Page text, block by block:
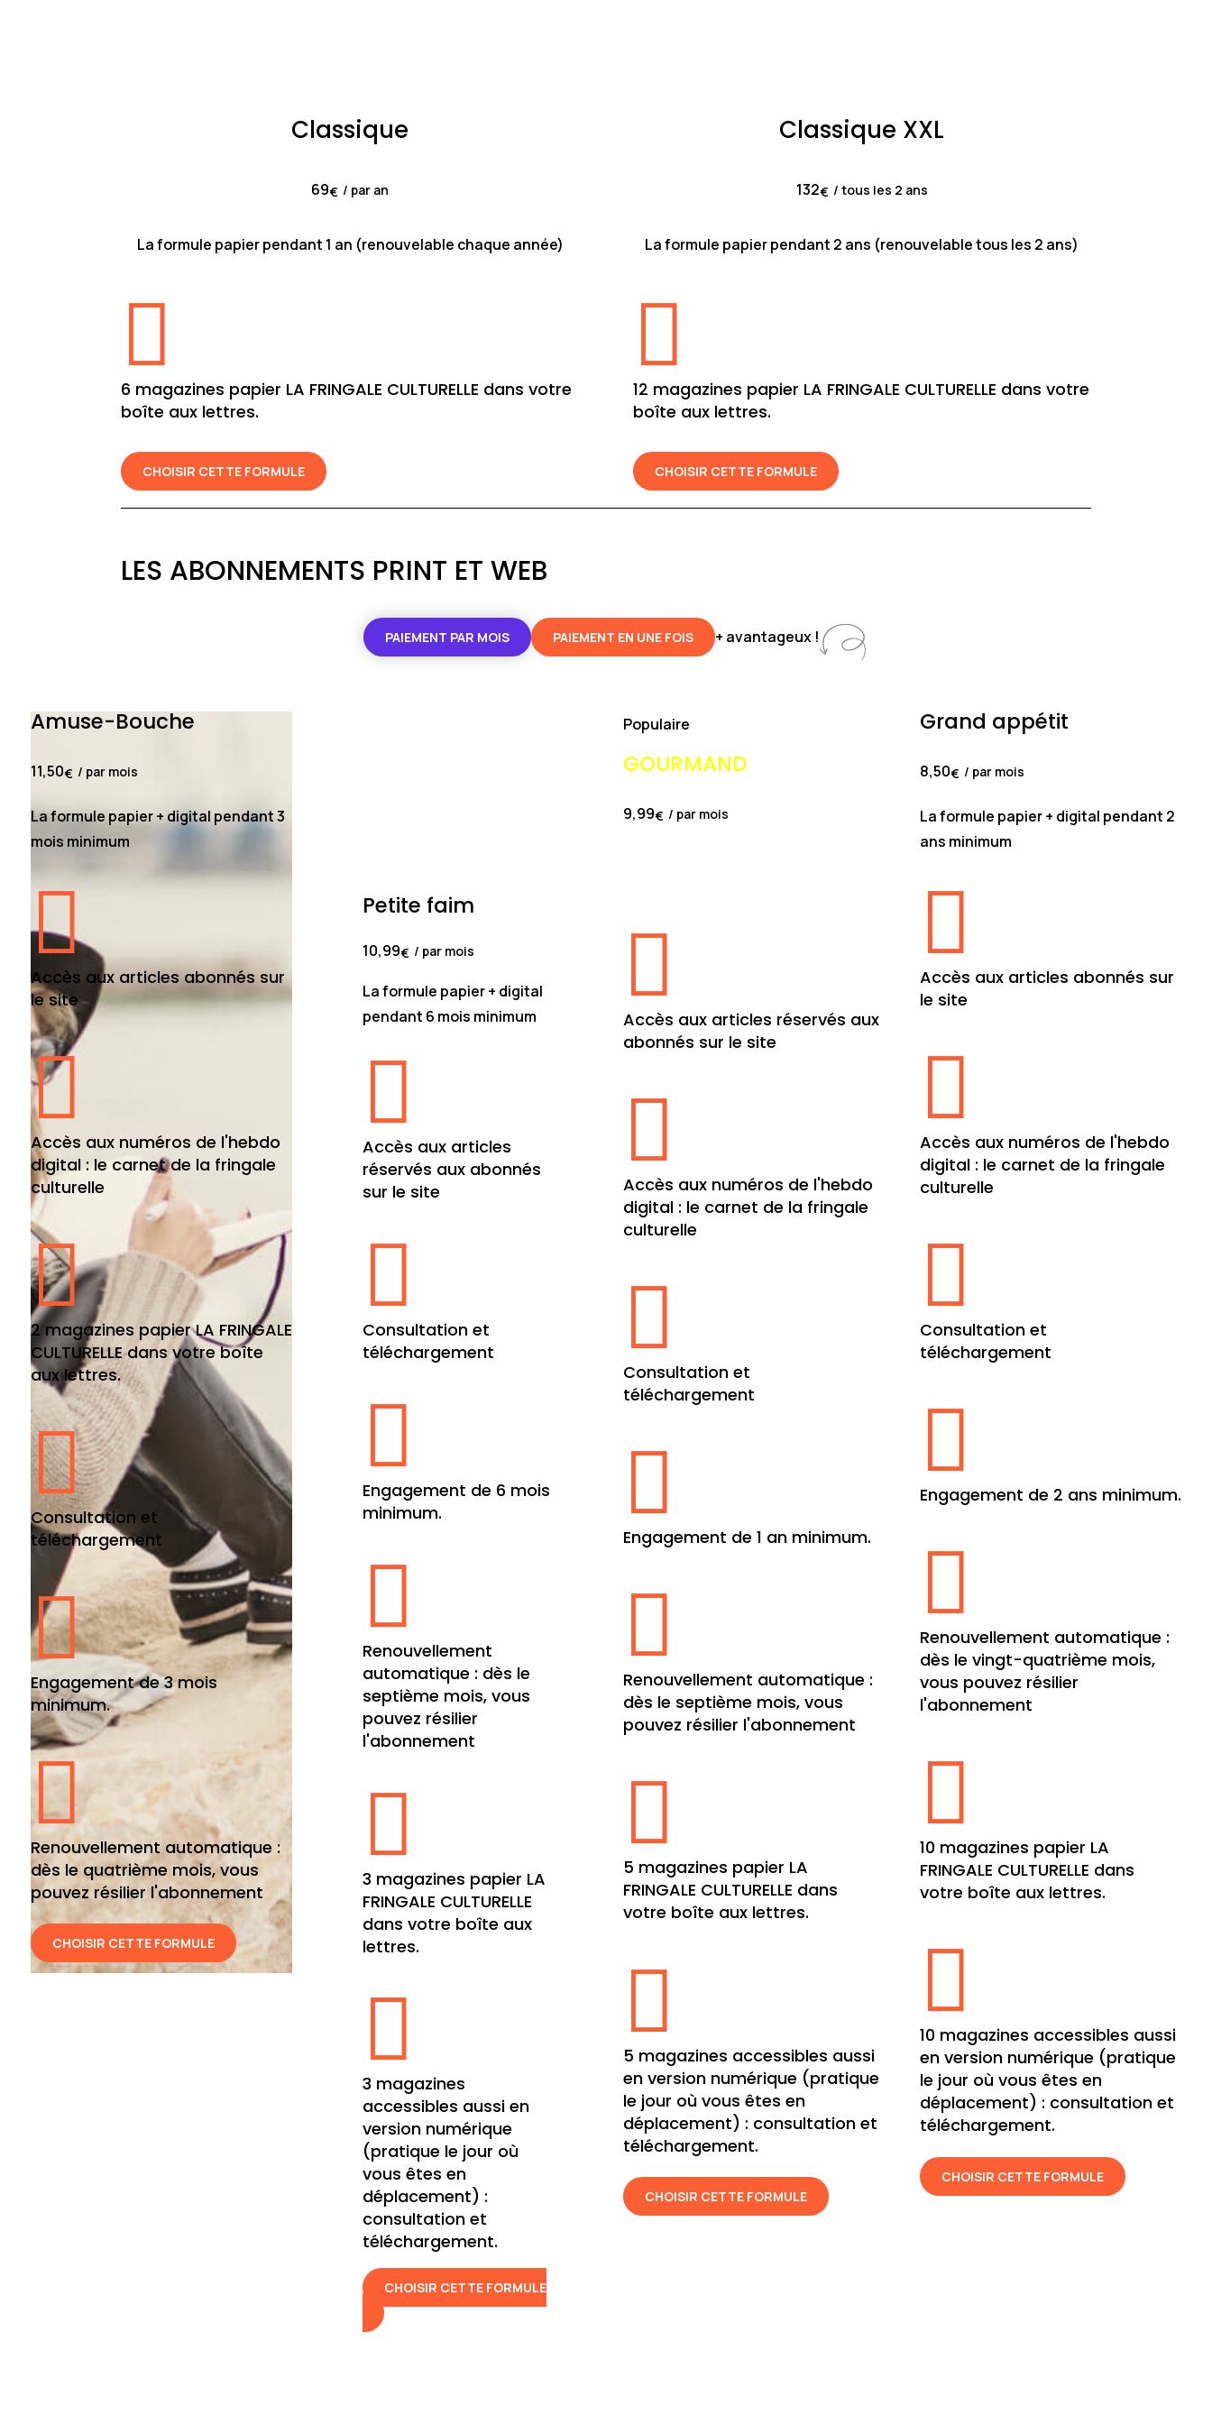
Classique
69€ / par an
La formule papier pendant 1 an (renouvelable chaque année)

6 magazines papier LA FRINGALE CULTURELLE dans votre
boîte aux lettres.
CHOISIR CETTE FORMULE
Classique XXL
132€ / tous les 2 ans
La formule papier pendant 2 ans (renouvelable tous les 2 ans)

12 magazines papier LA FRINGALE CULTURELLE dans votre
boîte aux lettres.
CHOISIR CETTE FORMULE
LES ABONNEMENTS PRINT ET WEB
PAIEMENT PAR MOIS PAIEMENT EN UNE FOIS + avantageux !
Amuse-Bouche
11,50€ / par mois
La formule papier + digital pendant 3
mois minimum

Accès aux articles abonnés sur
le site

Accès aux numéros de l'hebdo
digital : le carnet de la fringale
culturelle

2 magazines papier LA FRINGALE
CULTURELLE dans votre boîte
aux lettres.

Consultation et
téléchargement

Engagement de 3 mois
minimum.

Renouvellement automatique :
dès le quatrième mois, vous
pouvez résilier l'abonnement
CHOISIR CETTE FORMULE
Petite faim
10,99€ / par mois
La formule papier + digital
pendant 6 mois minimum

Accès aux articles
réservés aux abonnés
sur le site

Consultation et
téléchargement

Engagement de 6 mois
minimum.

Renouvellement
automatique : dès le
septième mois, vous
pouvez résilier
l'abonnement

3 magazines papier LA
FRINGALE CULTURELLE
dans votre boîte aux
lettres.

3 magazines
accessibles aussi en
version numérique
(pratique le jour où
vous êtes en
déplacement) :
consultation et
téléchargement.
CHOISIR CETTE FORMULE
Populaire
GOURMAND
9,99€ / par mois

Accès aux articles réservés aux
abonnés sur le site

Accès aux numéros de l'hebdo
digital : le carnet de la fringale
culturelle

Consultation et
téléchargement

Engagement de 1 an minimum.

Renouvellement automatique :
dès le septième mois, vous
pouvez résilier l'abonnement

5 magazines papier LA
FRINGALE CULTURELLE dans
votre boîte aux lettres.

5 magazines accessibles aussi
en version numérique (pratique
le jour où vous êtes en
déplacement) : consultation et
téléchargement.
CHOISIR CETTE FORMULE
Grand appétit
8,50€ / par mois
La formule papier + digital pendant 2
ans minimum

Accès aux articles abonnés sur
le site

Accès aux numéros de l'hebdo
digital : le carnet de la fringale
culturelle

Consultation et
téléchargement

Engagement de 2 ans minimum.

Renouvellement automatique :
dès le vingt-quatrième mois,
vous pouvez résilier
l'abonnement

10 magazines papier LA
FRINGALE CULTURELLE dans
votre boîte aux lettres.

10 magazines accessibles aussi
en version numérique (pratique
le jour où vous êtes en
déplacement) : consultation et
téléchargement.
CHOISIR CETTE FORMULE